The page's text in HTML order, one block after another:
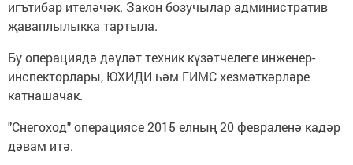
игътибар ителәчәк. Закон бозучылар административ
җаваплылыкка тартыла.
Бу операциядә дәүләт техник күзәтчелеге инженер-
инспекторлары, ЮХИДИ һәм ГИМС хезмәткәрләре
катнашачак.
"Снегоход" операциясе 2015 елның 20 февраленә кадәр
дәвам итә.